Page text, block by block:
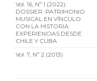
Vol. 16, Nº 1 (2022):
DOSSIER: PATRIMONIO
MUSICAL EN VÍNCULO
CON LA HISTORIA:
EXPERIENCIAS DESDE
CHILE Y CUBA
Vol. 7, Nº 2 (2013)